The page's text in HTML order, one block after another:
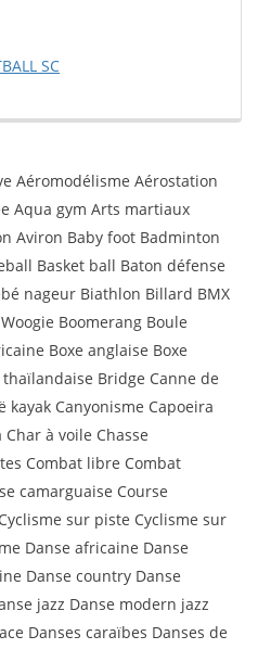
SC
Aéromodélisme Aérostation
Aqua gym Arts martiaux
Aviron Baby foot Badminton
Basket ball Baton défense
nageur Biathlon Billard BMX
Boomerang Boule
Boxe anglaise Boxe
Bridge Canne de
kayak Canyonisme Capoeira
à voile Chasse
Combat libre Combat
camarguaise Course
sur piste Cyclisme sur
Danse africaine Danse
Danse country Danse
jazz Danse modern jazz
Danses caraïbes Danses de